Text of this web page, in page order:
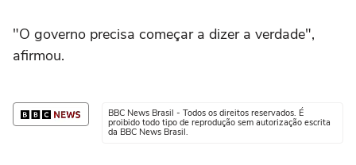
"O governo precisa começar a dizer a verdade",
afirmou.
BBC News Brasil - Todos os direitos reservados. É
proibido todo tipo de reprodução sem autorização escrita
da BBC News Brasil.